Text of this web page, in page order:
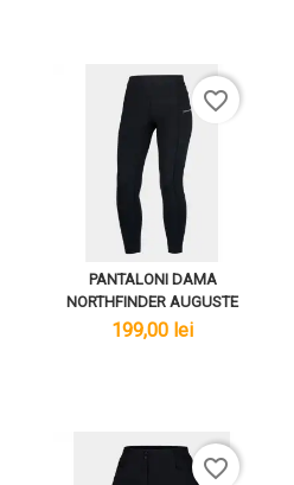
PANTALONI DAMA
NORTHFINDER AUGUSTE
lei
199,00 lei
favorite_border
favorite_border